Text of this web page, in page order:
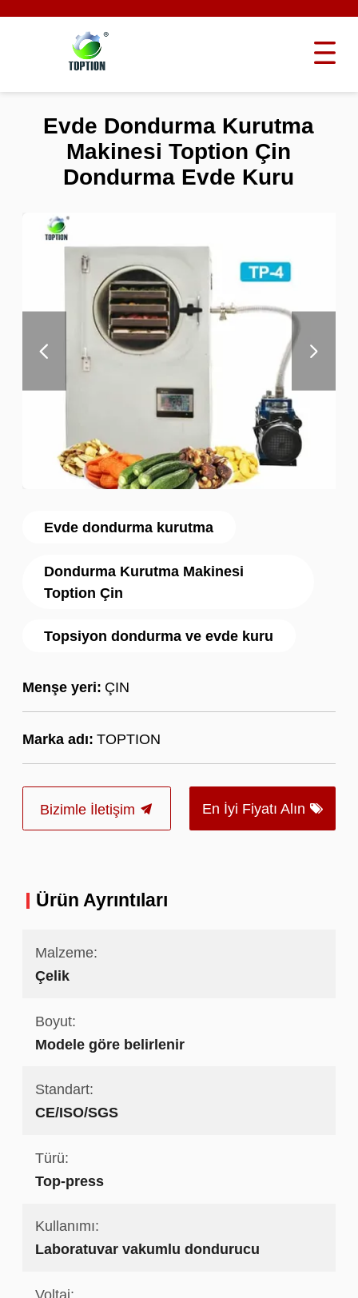
Evde dondurma kurutma
Dondurma Kurutma Makinesi
Toption Çin
Topsiyon dondurma ve evde kuru
Menşe yeri: ÇIN
Marka adı: TOPTION
Bizimle İletişim En İyi Fiyatı Alın
Evde Dondurma Kurutma
Makinesi Toption Çin
Dondurma Evde Kuru
Ürün Ayrıntıları
Malzeme:
Çelik
Boyut:
Modele göre belirlenir
Standart:
CE/ISO/SGS
Türü:
Top-press
Kullanımı:
Laboratuvar vakumlu dondurucu
Voltaj: